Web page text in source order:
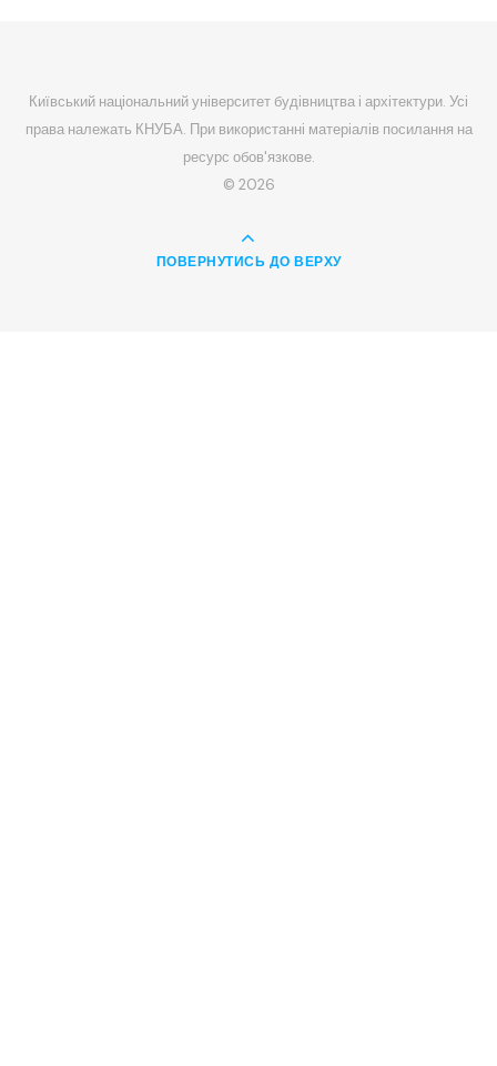
Київський національний університет будівництва і архітектури. Усі
права належать КНУБА. При використанні матеріалів посилання на
ресурс обов'язкове.
© 2026
ПОВЕРНУТИСЬ ДО ВЕРХУ